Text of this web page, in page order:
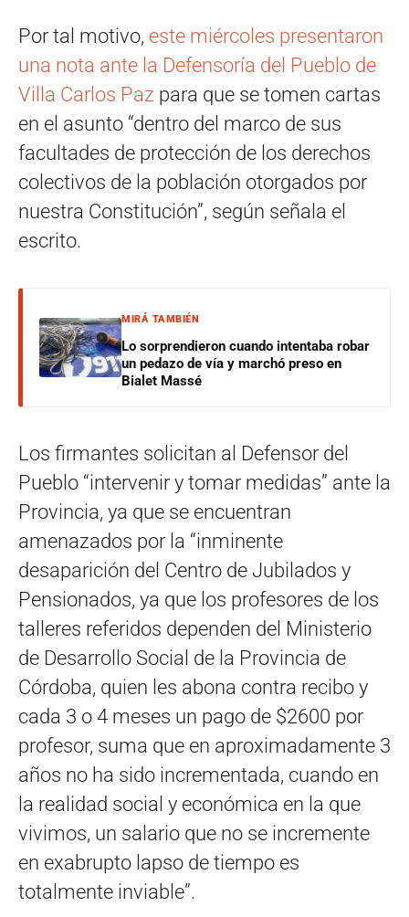
Por tal motivo, este miércoles presentaron
una nota ante la Defensoría del Pueblo de
Villa Carlos Paz para que se tomen cartas
en el asunto “dentro del marco de sus
facultades de protección de los derechos
colectivos de la población otorgados por
nuestra Constitución”, según señala el
escrito.
MIRÁ TAMBIÉN
Lo sorprendieron cuando intentaba robar
un pedazo de vía y marchó preso en
Bialet Massé
Los firmantes solicitan al Defensor del
Pueblo “intervenir y tomar medidas” ante la
Provincia, ya que se encuentran
amenazados por la “inminente
desaparición del Centro de Jubilados y
Pensionados, ya que los profesores de los
talleres referidos dependen del Ministerio
de Desarrollo Social de la Provincia de
Córdoba, quien les abona contra recibo y
cada 3 o 4 meses un pago de $2600 por
profesor, suma que en aproximadamente 3
años no ha sido incrementada, cuando en
la realidad social y económica en la que
vivimos, un salario que no se incremente
en exabrupto lapso de tiempo es
totalmente inviable”.